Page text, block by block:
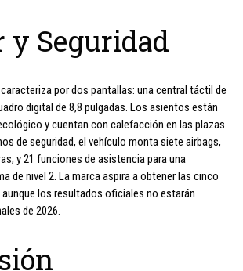
y Seguridad
por dos pantallas: una central táctil de
digital de 8,8 pulgadas. Los asientos están
y cuentan con calefacción en las plazas
de seguridad, el vehículo monta siete airbags,
y 21 funciones de asistencia para una
de nivel 2. La marca aspira a obtener las cinco
aunque los resultados oficiales no estarán
de 2026.